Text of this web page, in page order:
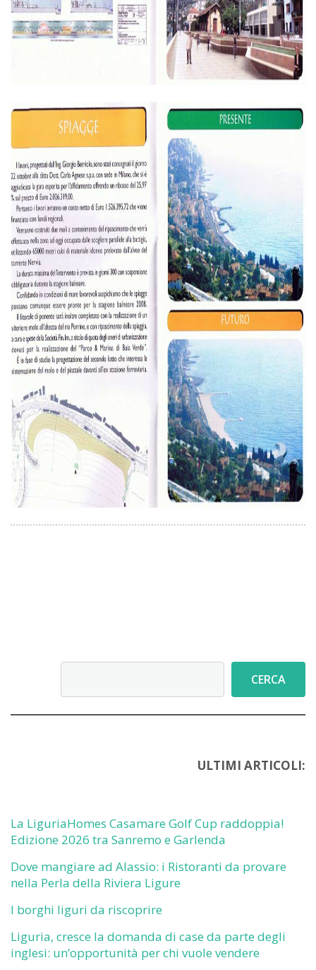
CERCA
ULTIMI ARTICOLI:
La LiguriaHomes Casamare Golf Cup raddoppia!
Edizione 2026 tra Sanremo e Garlenda
Dove mangiare ad Alassio: i Ristoranti da provare
nella Perla della Riviera Ligure
I borghi liguri da riscoprire
Liguria, cresce la domanda di case da parte degli
inglesi: un’opportunità per chi vuole vendere